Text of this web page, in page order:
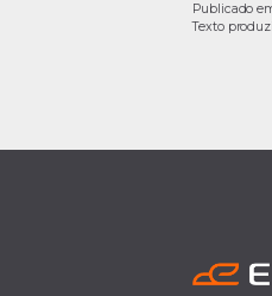
Publicado
Texto